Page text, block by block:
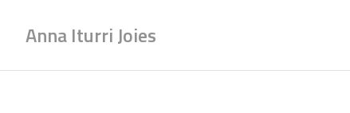
Anna Iturri Joies